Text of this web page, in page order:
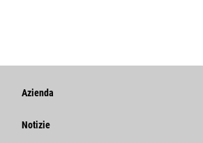
Azienda
Strategia
Notizie